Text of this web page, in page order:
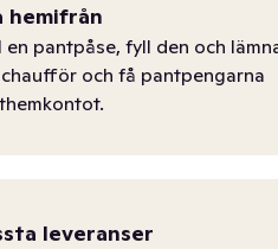
hemifrån
en pantpåse, fyll den och
och få pantpengarna
leveranser